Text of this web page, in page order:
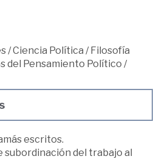
/Ciencia Política /Filosofía
del Pensamiento Político /
escritos.
subordinación del trabajo al